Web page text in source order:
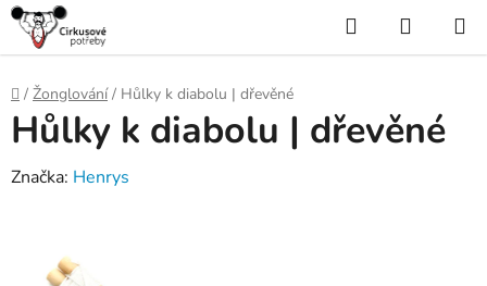
Přejít
obsah
Hledat
KOŠÍK
Domů
/ Žonglování / Hůlky k diabolu | dřevěné
Hůlky k diabolu | dřevěné
Značka: Henrys